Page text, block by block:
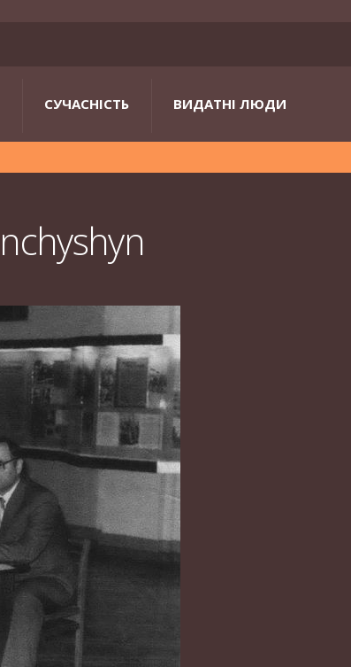
СУЧАСНІСТЬ ВИДАТНІ ЛЮДИ